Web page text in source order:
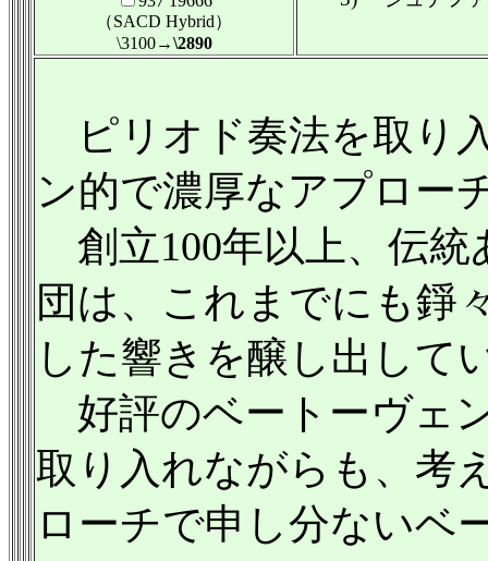
（SACD Hybrid）
\3100→\2890
ピリオド奏法を取り
ン的で濃厚なアプロー
創立100年以上、伝統
団は、これまでにも錚
した響きを醸し出して
好評のベートーヴェ
取り入れながらも、考
ローチで申し分ないベ